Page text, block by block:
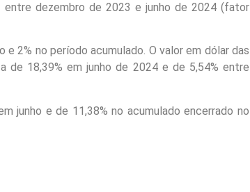
entre dezembro de 2023 e junho de 2024 (fator
2% no período acumulado. O valor em dólar das
de 18,39% em junho de 2024 e de 5,54% entre
junho e de 11,38% no acumulado encerrado no